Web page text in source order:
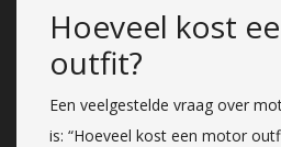
Hoeveel kost
outfit?
Een veelgestelde vraag over
is: “Hoeveel kost een motor